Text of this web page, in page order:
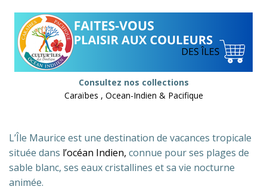
Consultez nos collections
Caraïbes , Ocean-Indien & Pacifique
L’Île Maurice est une destination de vacances tropicale
située dans l’océan Indien, connue pour ses plages de
sable blanc, ses eaux cristallines et sa vie nocturne
animée.